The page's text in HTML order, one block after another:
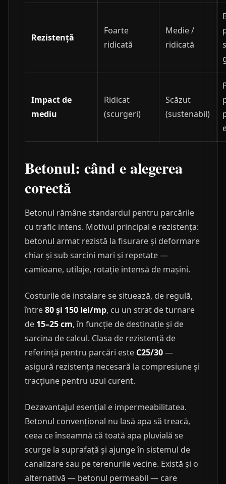
Rezistență
Foarte
ridicată
Medie /
ridicată
Impact de
mediu
Ridicat
(scurgeri)
Scăzut
(sustenabil)
Betonul: când e alegerea
corectă
Betonul rămâne standardul pentru parcările
cu trafic intens. Motivul principal e rezistența:
betonul armat rezistă la fisurare și deformare
chiar și sub sarcini mari și repetate —
camioane, utilaje, rotație intensă de mașini.
Costurile de instalare se situează, de regulă,
între80 și 150 lei/mp, cu un strat de turnare
de 15–25 cm, în funcție de destinație și de
sarcina de calcul. Clasa de rezistență de
referință pentru parcări este C25/30—
asigură rezistența necesară la compresiune și
tracțiune pentru uzul curent.
Dezavantajul esențial e impermeabilitatea.
Betonul convențional nu lasă apa să treacă,
ceea ce înseamnă că toată apa pluvială se
scurge la suprafață și ajunge în sistemul de
canalizare sau pe terenurile vecine. Există și o
alternativă — betonul permeabil — care